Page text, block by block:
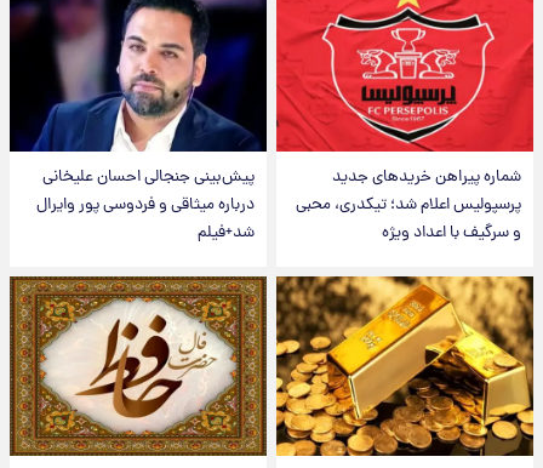
شماره پیراهن خریدهای جدید
پرسپولیس اعلام شد؛ تیکدری، محبی
و سرگیف با اعداد ویژه
پیش‌بینی جنجالی احسان علیخانی
درباره میثاقی و فردوسی پور وایرال
شد+فیلم